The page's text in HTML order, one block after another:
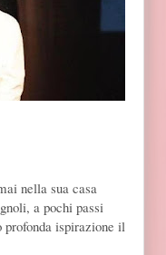
nella sua casa
a pochi passi
ispirazione il